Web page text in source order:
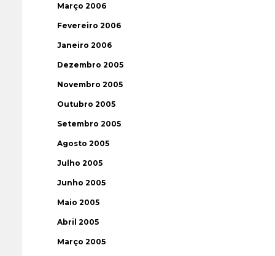
Março 2006
Fevereiro 2006
Janeiro 2006
Dezembro 2005
Novembro 2005
Outubro 2005
Setembro 2005
Agosto 2005
Julho 2005
Junho 2005
Maio 2005
Abril 2005
Março 2005